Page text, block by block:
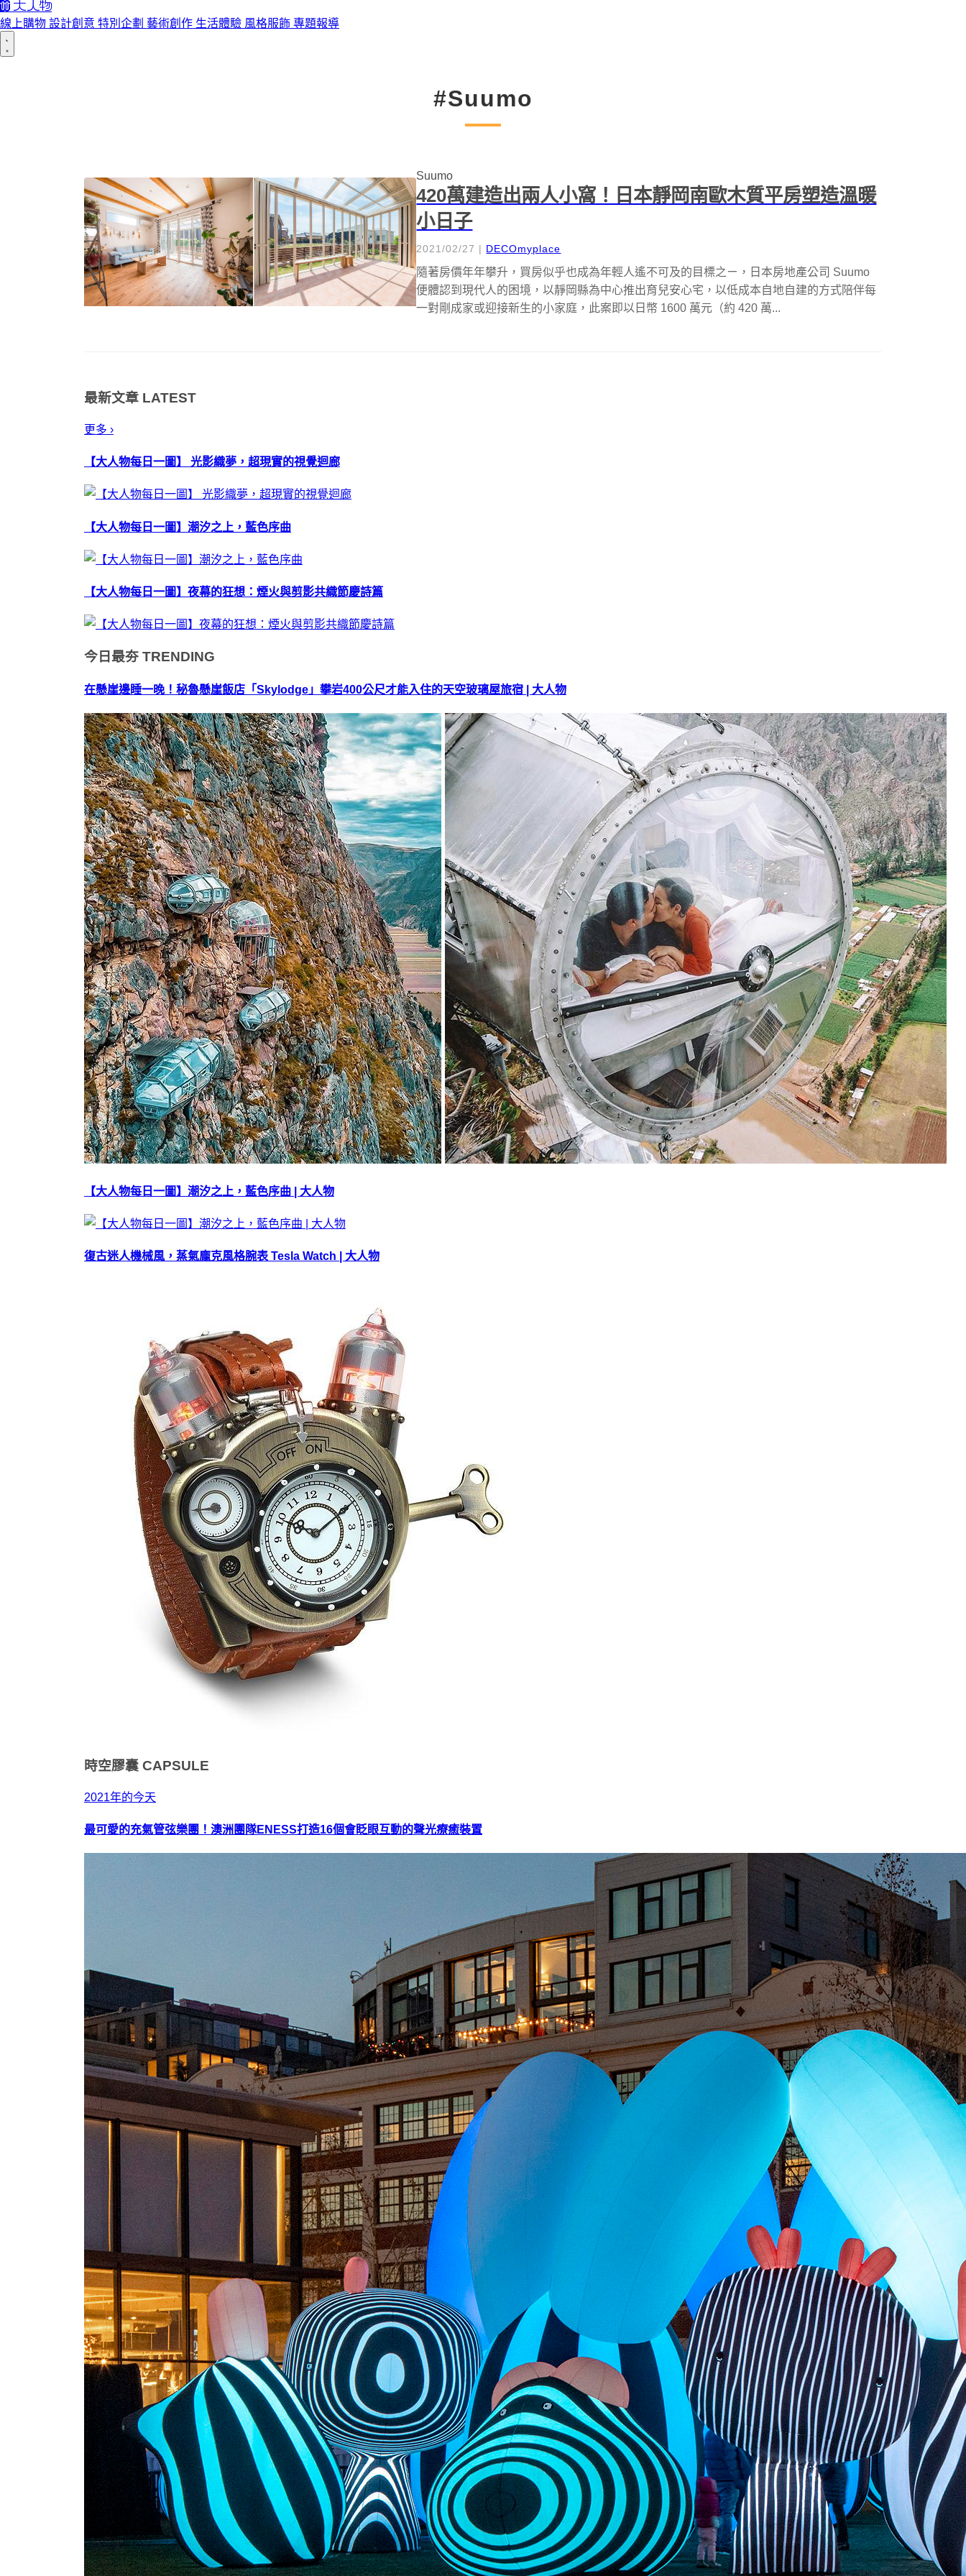
線上購物 設計創意 特別企劃 藝術創作 生活體驗 風格服飾 專題報導
#Suumo
Suumo
420萬建造出兩人小窩！日本靜岡南歐木質平房塑造溫暖
小日子
2021/02/27 | DECOmyplace
隨著房價年年攀升，買房似乎也成為年輕人遙不可及的目標之ㄧ，日本房地產公司 Suumo
便體認到現代人的困境，以靜岡縣為中心推出育兒安心宅，以低成本自地自建的方式陪伴每
一對剛成家或迎接新生的小家庭，此案即以日幣 1600 萬元（約 420 萬...
最新文章 LATEST
更多 ›
【大人物每日一圖】 光影織夢，超現實的視覺迴廊
【大人物每日一圖】潮汐之上，藍色序曲
【大人物每日一圖】夜幕的狂想：煙火與剪影共織節慶詩篇
今日最夯 TRENDING
在懸崖邊睡一晚！秘魯懸崖飯店「Skylodge」攀岩400公尺才能入住的天空玻璃屋旅宿 | 大人物
【大人物每日一圖】潮汐之上，藍色序曲 | 大人物
復古迷人機械風，蒸氣龐克風格腕表 Tesla Watch | 大人物
時空膠囊 CAPSULE
2021年的今天
最可愛的充氣管弦樂團！澳洲團隊ENESS打造16個會眨眼互動的聲光療癒裝置